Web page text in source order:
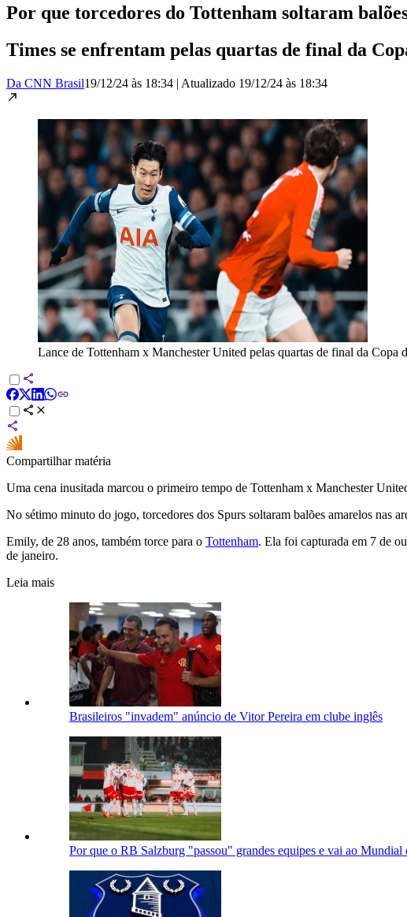
Por que torcedores do Tottenham soltaram
Times se enfrentam pelas quartas de final da
Da CNN Brasil19/12/24 às 18:34 | Atualizado 19/12/24 às 18:34
Lance de Tottenham x Manchester United pelas quartas de final da Copa
Compartilhar matéria
Uma cena inusitada marcou o primeiro tempo de Tottenham x Manchester
No sétimo minuto do jogo, torcedores dos Spurs soltaram balões amarelos nas
Emily, de 28 anos, também torce para o Tottenham. Ela foi capturada em 7 de
de janeiro.
Leia mais
Brasileiros "invadem" anúncio de Vitor Pereira em clube inglês
Por que o RB Salzburg "passou" grandes equipes e vai ao Mundial